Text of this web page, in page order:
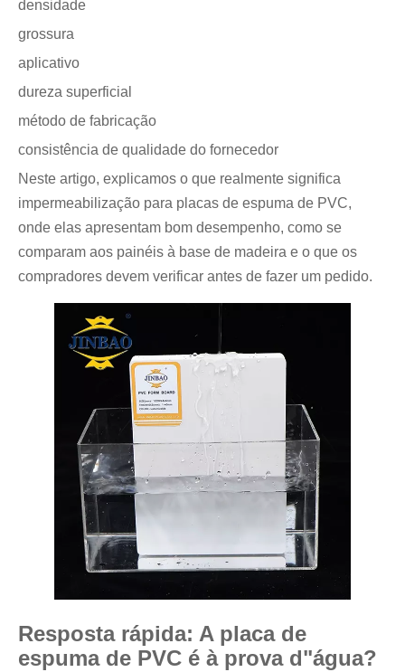
densidade
grossura
aplicativo
dureza superficial
método de fabricação
consistência de qualidade do fornecedor
Neste artigo, explicamos o que realmente significa
impermeabilização para placas de espuma de PVC,
onde elas apresentam bom desempenho, como se
comparam aos painéis à base de madeira e o que os
compradores devem verificar antes de fazer um pedido.
Resposta rápida: A placa de
espuma de PVC é à prova d"água?